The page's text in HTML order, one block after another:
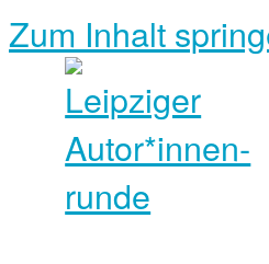
Zum Inhalt